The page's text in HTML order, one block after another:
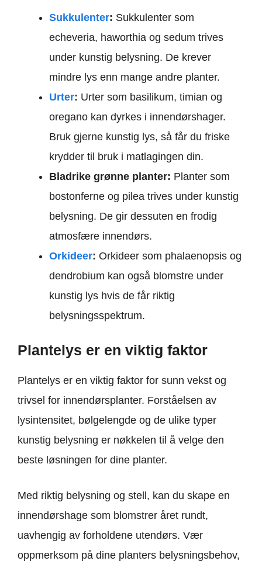
Sukkulenter: Sukkulenter som
echeveria, haworthia og sedum trives
under kunstig belysning. De krever
mindre lys enn mange andre planter.
Urter: Urter som basilikum, timian og
oregano kan dyrkes i innendørshager.
Bruk gjerne kunstig lys, så får du friske
krydder til bruk i matlagingen din.
Bladrike grønne planter: Planter som
bostonferne og pilea trives under kunstig
belysning. De gir dessuten en frodig
atmosfære innendørs.
Orkideer: Orkideer som phalaenopsis og
dendrobium kan også blomstre under
kunstig lys hvis de får riktig
belysningsspektrum.
Plantelys er en viktig faktor
Plantelys er en viktig faktor for sunn vekst og
trivsel for innendørsplanter. Forståelsen av
lysintensitet, bølgelengde og de ulike typer
kunstig belysning er nøkkelen til å velge den
beste løsningen for dine planter.
Med riktig belysning og stell, kan du skape en
innendørshage som blomstrer året rundt,
uavhengig av forholdene utendørs. Vær
oppmerksom på dine planters belysningsbehov,